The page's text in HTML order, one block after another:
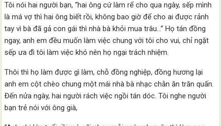
Tôi nói hai người bạn, “hai ông cứ làm rể cho qua ngày, sếp mình
là má vợ thì hai ông biết rồi, không bao giờ để cho ai được rảnh
tay vì bà đã gả con gái thì nhà bà khỏi mua trâu…” Họ tán đồng
ngay, anh em đều muốn làm việc chung với tôi cho vui, chỉ ngặt
sếp ưa đì tôi làm việc khó nên họ ngại trách nhiệm.
Thôi thì họ làm được gì làm, chỗ đồng nghiệp, đồng hương lại
anh em cột chèo chung một mái nhà bà nhạc chằn ăn trăn quấn.
Đến nửa ngày, hai người rách việc ngồi tán dóc. Tôi nghe người
bạn trẻ nói với ông già,